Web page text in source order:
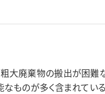
大廃棄物の搬出が困難
ものが多く含まれてい